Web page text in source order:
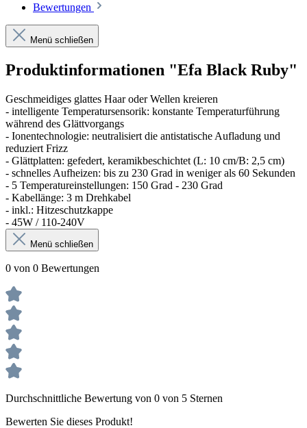
Bewertungen
Menü schließen
Produktinformationen "Efa Black Ruby"
Geschmeidiges glattes Haar oder Wellen kreieren
- intelligente Temperatursensorik: konstante Temperaturführung
während des Glättvorgangs
- Ionentechnologie: neutralisiert die antistatische Aufladung und
reduziert Frizz
- Glättplatten: gefedert, keramikbeschichtet (L: 10 cm/B: 2,5 cm)
- schnelles Aufheizen: bis zu 230 Grad in weniger als 60 Sekunden
- 5 Temperatureinstellungen: 150 Grad - 230 Grad
- Kabellänge: 3 m Drehkabel
- inkl.: Hitzeschutzkappe
- 45W / 110-240V
Menü schließen
0 von 0 Bewertungen
Durchschnittliche Bewertung von 0 von 5 Sternen
Bewerten Sie dieses Produkt!